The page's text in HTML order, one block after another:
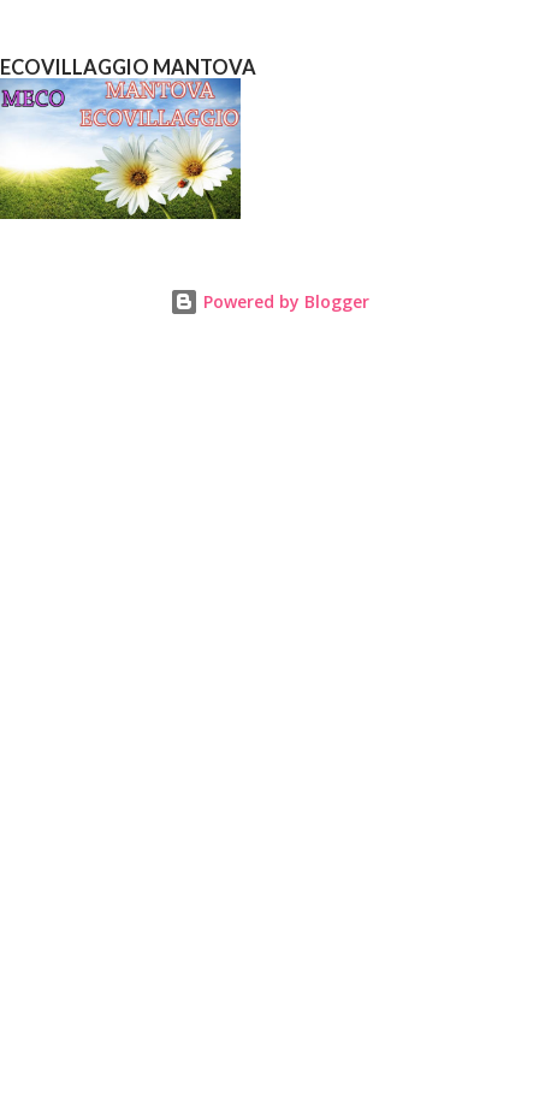
ECOVILLAGGIO MANTOVA
Powered by Blogger